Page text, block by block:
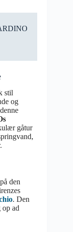
stil
og
gåtur
den
. Den
ad